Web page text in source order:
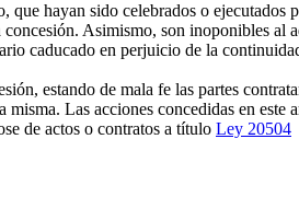
hayan sido celebrados o ejecutados
Asimismo, son inoponibles al
caducado en perjuicio de la
estando de mala fe las partes
Las acciones concedidas en este
de actos o contratos a título Ley 20504